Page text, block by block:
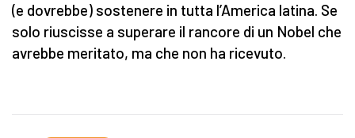
(e dovrebbe) sostenere in tutta l’America latina. Se
solo riuscisse a superare il rancore di un Nobel che
avrebbe meritato, ma che non ha ricevuto.